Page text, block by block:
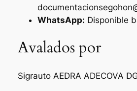
WhatsApp: Disponible
Avalados por
Sigrauto AEDRA ADECOVA